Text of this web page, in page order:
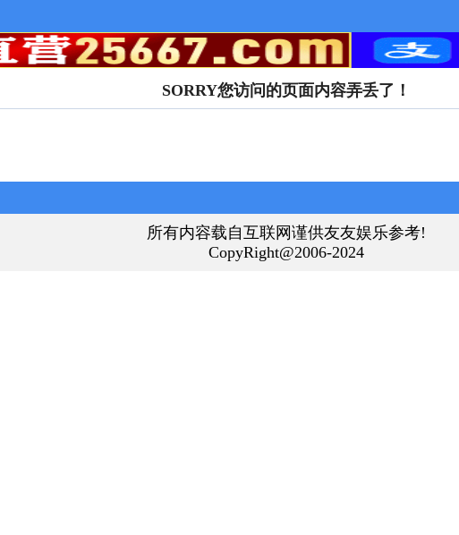
SORRY您访问的页面内容弄丢了！
所有内容载自互联网谨供友友娱乐参考!
CopyRight@2006-2024